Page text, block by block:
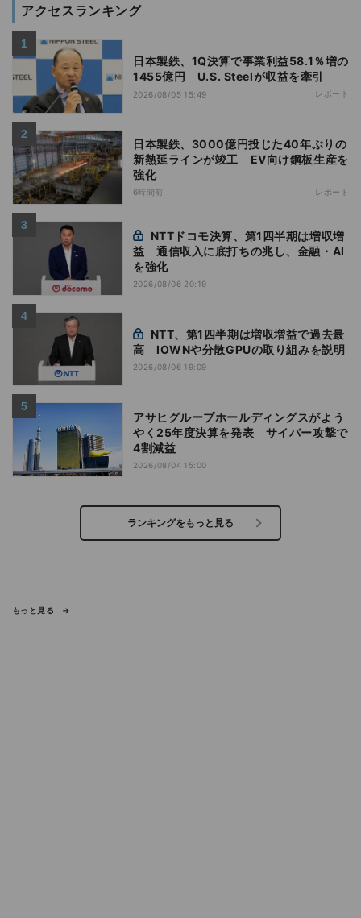
アクセスランキング
日本製鉄、1Q決算で事業利益58.1％増の
1455億円 U.S. Steelが収益を牽引
2026/08/05 15:49 レポート
日本製鉄、3000億円投じた40年ぶりの
新熱延ラインが竣工 EV向け鋼板生産を
強化
6時間前 レポート
益 通信収入に底打ちの兆し、金融・AI
を強化
2026/08/06 20:19
高 IOWNや分散GPUの取り組みを説明
2026/08/06 19:09
アサヒグループホールディングスがよう
やく25年度決算を発表 サイバー攻撃で
4割減益
2026/08/04 15:00
ランキングをもっと見る
もっと見る